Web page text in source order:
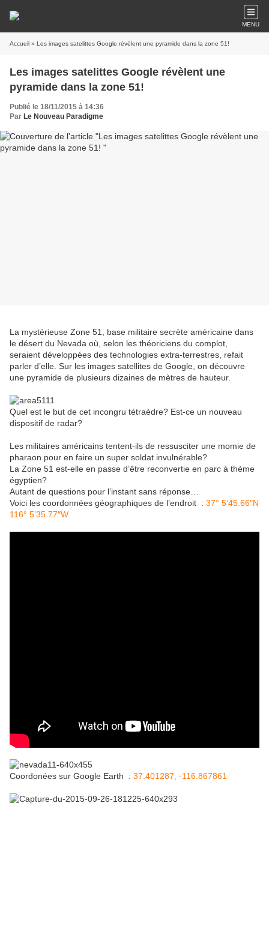
MENU
Accueil » Les images satelittes Google révèlent une pyramide dans la zone 51!
Les images satelittes Google révèlent une
pyramide dans la zone 51!
Publié le 18/11/2015 à 14:36
Par Le Nouveau Paradigme
La mystérieuse Zone 51, base militaire secrète américaine dans
le désert du Nevada où, selon les théoriciens du complot,
seraient développées des technologies extra-terrestres, refait
parler d’elle. Sur les images satellites de Google, on découvre
une pyramide de plusieurs dizaines de mètres de hauteur.
Quel est le but de cet incongru tétraèdre? Est-ce un nouveau
dispositif de radar?
Les militaires américains tentent-ils de ressusciter une momie de
pharaon pour en faire un super soldat invulnérable?
La Zone 51 est-elle en passe d’être reconvertie en parc à thème
égyptien?
Autant de questions pour l’instant sans réponse…
Voici les coordonnées géographiques de l’endroit : 37° 5’45.66″N
116° 5’35.77″W
Coordonées sur Google Earth : 37.401287, -116.867861